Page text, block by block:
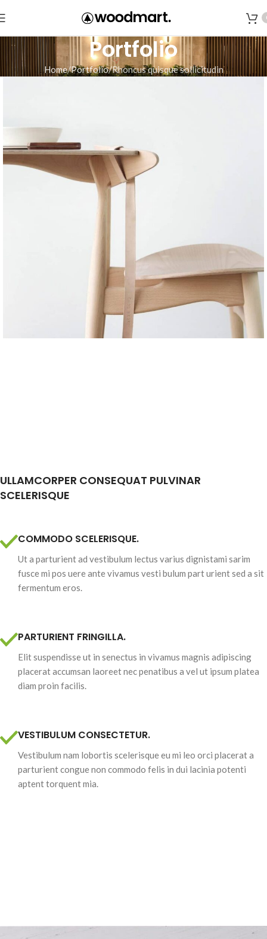
Portfolio
Home Portfolio Rhoncus quisque sollicitudin
ULLAMCORPER CONSEQUAT PULVINAR
SCELERISQUE
COMMODO SCELERISQUE.
Ut a parturient ad vestibulum lectus varius dignistami sarim
fusce mi pos uere ante vivamus vesti bulum part urient sed a sit
fermentum eros.
PARTURIENT FRINGILLA.
Elit suspendisse ut in senectus in vivamus magnis adipiscing
placerat accumsan laoreet nec penatibus a vel ut ipsum platea
diam proin facilis.
VESTIBULUM CONSECTETUR.
Vestibulum nam lobortis scelerisque eu mi leo orci placerat a
parturient congue non commodo felis in dui lacinia potenti
aptent torquent mia.